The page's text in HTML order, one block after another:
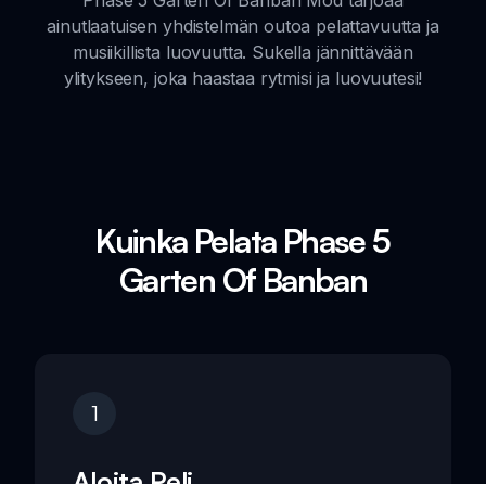
ainutlaatuisen yhdistelmän outoa pelattavuutta ja
musiikillista luovuutta. Sukella jännittävään
ylitykseen, joka haastaa rytmisi ja luovuutesi!
Kuinka Pelata Phase 5
Garten Of Banban
1